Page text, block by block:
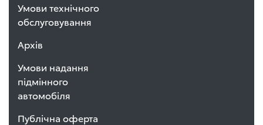
Умови технічного
обслуговування
Архів
Умови надання
підмінного
автомобіля
Публічна оферта